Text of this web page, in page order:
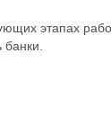
этапах